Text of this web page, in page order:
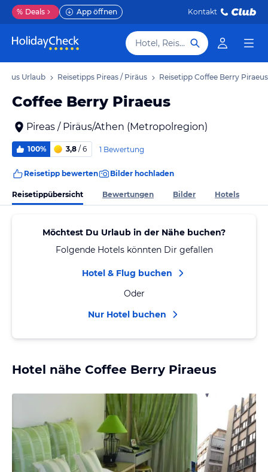
% Deals App öffnen Kontakt
Hotel, Reiseziel
Urlaub Reisetipps Pireas / Piräus Reisetipp Coffee Berry Piraeus
Coffee Berry Piraeus
Pireas / Piräus/Athen (Metropolregion)
100% 3,8 / 6 1 Bewertung
Reisetipp bewerten Bilder hochladen
Reisetippübersicht Bewertungen Bilder Hotels
Möchtest Du Urlaub in der Nähe buchen?
Folgende Hotels könnten Dir gefallen
Hotel & Flug buchen
Oder
Nur Hotel buchen
Hotel nähe Coffee Berry Piraeus